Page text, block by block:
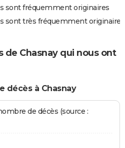
sont fréquemment originaires
sont très fréquemment originaires
de Chasnay qui nous ont
décès à Chasnay
de décès (source :